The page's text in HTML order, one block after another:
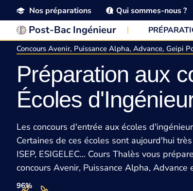
Nos préparations Qui sommes-nous ?
Post-Bac Ingénieur
Concours Avenir, Puissance Alpha, Advance, Geipi
Préparation aux
Écoles
Les concours d'entrée aux écoles
Certaines de ces écoles sont aujourd'hui
ISEP, ESIGELEC... Cours Thalès vous
concours Avenir, Puissance Alpha, Advance
96%